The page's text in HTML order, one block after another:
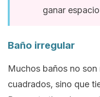
ganar
Baño irregular
Muchos baños no son
cuadrados, sino que